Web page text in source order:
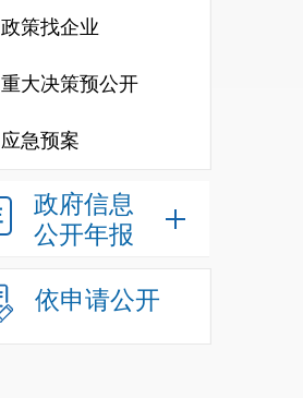
政策找企业
重大决策预公开
应急预案
政府信息
公开年报
依申请公开